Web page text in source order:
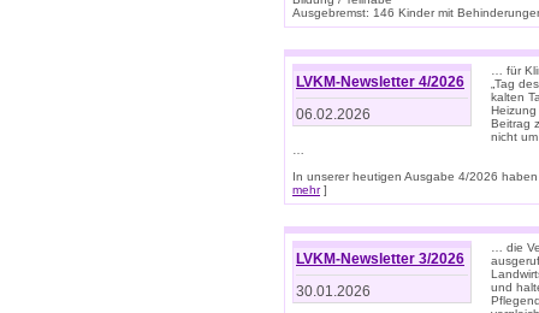
Ausgebremst: 146 Kinder mit
LVKM-Newsletter 4/2026
06.02.2026
… für
„Tag
kalten
Beitrag
nicht
In unserer heutigen Ausgabe 4/2026
mehr]
LVKM-Newsletter 3/2026
30.01.2026
… die
und